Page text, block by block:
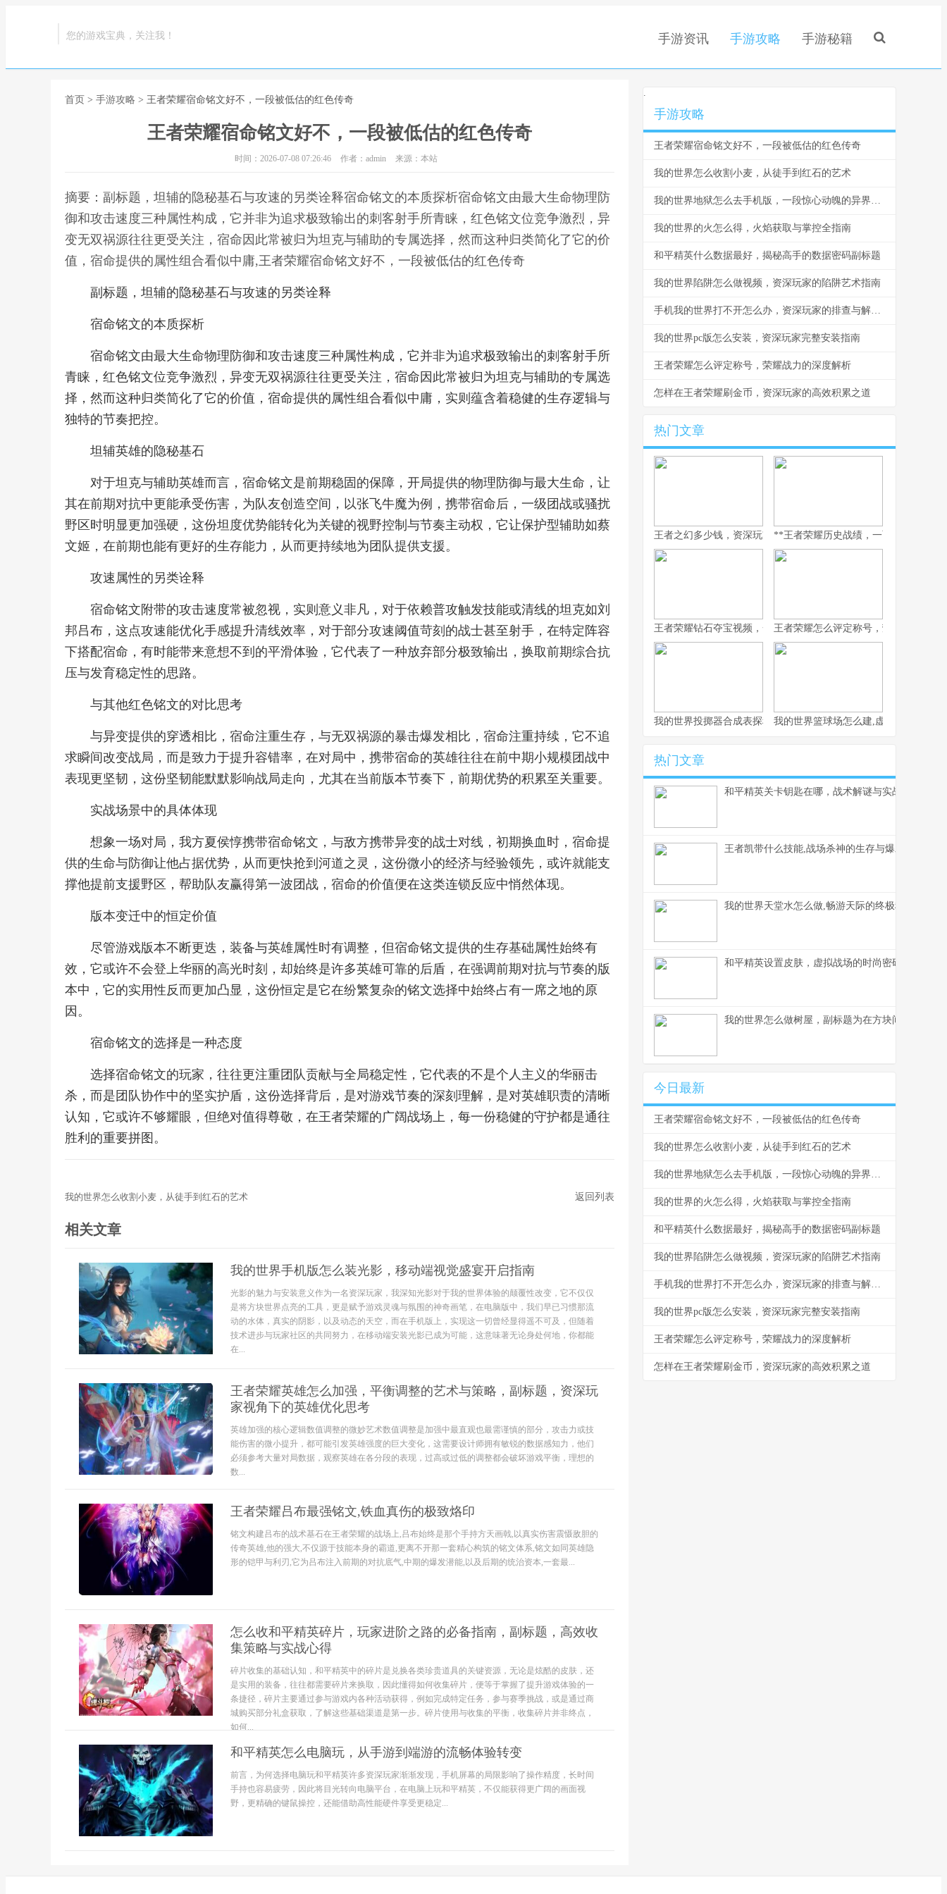
您的游戏宝典，关注我！ 手游资讯 手游攻略 手游秘籍
首页 > 手游攻略 > 王者荣耀宿命铭文好不，一段被低估的红色传奇
王者荣耀宿命铭文好不，一段被低估的红色传奇
时间：2026-07-08 07:26:46 作者：admin 来源：本站
摘要：副标题，坦辅的隐秘基石与攻速的另类诠释宿命铭文的本质探析宿命铭文由最大生命物理防
御和攻击速度三种属性构成，它并非为追求极致输出的刺客射手所青睐，红色铭文位竞争激烈，异
变无双祸源往往更受关注，宿命因此常被归为坦克与辅助的专属选择，然而这种归类简化了它的价
值，宿命提供的属性组合看似中庸,王者荣耀宿命铭文好不，一段被低估的红色传奇
副标题，坦辅的隐秘基石与攻速的另类诠释
宿命铭文的本质探析
宿命铭文由最大生命物理防御和攻击速度三种属性构成，它并非为追求极致输出的刺客射手所
青睐，红色铭文位竞争激烈，异变无双祸源往往更受关注，宿命因此常被归为坦克与辅助的专属选
择，然而这种归类简化了它的价值，宿命提供的属性组合看似中庸，实则蕴含着稳健的生存逻辑与
独特的节奏把控。
坦辅英雄的隐秘基石
对于坦克与辅助英雄而言，宿命铭文是前期稳固的保障，开局提供的物理防御与最大生命，让
其在前期对抗中更能承受伤害，为队友创造空间，以张飞牛魔为例，携带宿命后，一级团战或骚扰
野区时明显更加强硬，这份坦度优势能转化为关键的视野控制与节奏主动权，它让保护型辅助如蔡
文姬，在前期也能有更好的生存能力，从而更持续地为团队提供支援。
攻速属性的另类诠释
宿命铭文附带的攻击速度常被忽视，实则意义非凡，对于依赖普攻触发技能或清线的坦克如刘
邦吕布，这点攻速能优化手感提升清线效率，对于部分攻速阈值苛刻的战士甚至射手，在特定阵容
下搭配宿命，有时能带来意想不到的平滑体验，它代表了一种放弃部分极致输出，换取前期综合抗
压与发育稳定性的思路。
与其他红色铭文的对比思考
与异变提供的穿透相比，宿命注重生存，与无双祸源的暴击爆发相比，宿命注重持续，它不追
求瞬间改变战局，而是致力于提升容错率，在对局中，携带宿命的英雄往往在前中期小规模团战中
表现更坚韧，这份坚韧能默默影响战局走向，尤其在当前版本节奏下，前期优势的积累至关重要。
实战场景中的具体体现
想象一场对局，我方夏侯惇携带宿命铭文，与敌方携带异变的战士对线，初期换血时，宿命提
供的生命与防御让他占据优势，从而更快抢到河道之灵，这份微小的经济与经验领先，或许就能支
撑他提前支援野区，帮助队友赢得第一波团战，宿命的价值便在这类连锁反应中悄然体现。
版本变迁中的恒定价值
尽管游戏版本不断更迭，装备与英雄属性时有调整，但宿命铭文提供的生存基础属性始终有
效，它或许不会登上华丽的高光时刻，却始终是许多英雄可靠的后盾，在强调前期对抗与节奏的版
本中，它的实用性反而更加凸显，这份恒定是它在纷繁复杂的铭文选择中始终占有一席之地的原
因。
宿命铭文的选择是一种态度
选择宿命铭文的玩家，往往更注重团队贡献与全局稳定性，它代表的不是个人主义的华丽击
杀，而是团队协作中的坚实护盾，这份选择背后，是对游戏节奏的深刻理解，是对英雄职责的清晰
认知，它或许不够耀眼，但绝对值得尊敬，在王者荣耀的广阔战场上，每一份稳健的守护都是通往
胜利的重要拼图。
我的世界怎么收割小麦，从徒手到红石的艺术 返回列表
相关文章
我的世界手机版怎么装光影，移动端视觉盛宴开启指南
光影的魅力与安装意义作为一名资深玩家，我深知光影对于我的世界体验的颠覆性改变，它不仅仅
是将方块世界点亮的工具，更是赋予游戏灵魂与氛围的神奇画笔，在电脑版中，我们早已习惯那流
动的水体，真实的阴影，以及动态的天空，而在手机版上，实现这一切曾经显得遥不可及，但随着
技术进步与玩家社区的共同努力，在移动端安装光影已成为可能，这意味著无论身处何地，你都能
在...
王者荣耀英雄怎么加强，平衡调整的艺术与策略，副标题，资深玩
家视角下的英雄优化思考
英雄加强的核心逻辑数值调整的微妙艺术数值调整是加强中最直观也最需谨慎的部分，攻击力或技
能伤害的微小提升，都可能引发英雄强度的巨大变化，这需要设计师拥有敏锐的数据感知力，他们
必须参考大量对局数据，观察英雄在各分段的表现，过高或过低的调整都会破坏游戏平衡，理想的
数...
王者荣耀吕布最强铭文,铁血真伤的极致烙印
铭文构建吕布的战术基石在王者荣耀的战场上,吕布始终是那个手持方天画戟,以真实伤害震慑敌胆的
传奇英雄,他的强大,不仅源于技能本身的霸道,更离不开那一套精心构筑的铭文体系,铭文如同英雄隐
形的铠甲与利刃,它为吕布注入前期的对抗底气,中期的爆发潜能,以及后期的统治资本,一套最...
怎么收和平精英碎片，玩家进阶之路的必备指南，副标题，高效收
集策略与实战心得
碎片收集的基础认知，和平精英中的碎片是兑换各类珍贵道具的关键资源，无论是炫酷的皮肤，还
是实用的装备，往往都需要碎片来换取，因此懂得如何收集碎片，便等于掌握了提升游戏体验的一
条捷径，碎片主要通过参与游戏内各种活动获得，例如完成特定任务，参与赛季挑战，或是通过商
城购买部分礼盒获取，了解这些基础渠道是第一步。碎片使用与收集的平衡，收集碎片并非终点，
如何...
和平精英怎么电脑玩，从手游到端游的流畅体验转变
前言，为何选择电脑玩和平精英许多资深玩家渐渐发现，手机屏幕的局限影响了操作精度，长时间
手持也容易疲劳，因此将目光转向电脑平台，在电脑上玩和平精英，不仅能获得更广阔的画面视
野，更精确的键鼠操控，还能借助高性能硬件享受更稳定...
.
手游攻略
王者荣耀宿命铭文好不，一段被低估的红色传奇
我的世界怎么收割小麦，从徒手到红石的艺术
我的世界地狱怎么去手机版，一段惊心动魄的异界旅程
我的世界的火怎么得，火焰获取与掌控全指南
和平精英什么数据最好，揭秘高手的数据密码副标题
我的世界陷阱怎么做视频，资深玩家的陷阱艺术指南
手机我的世界打不开怎么办，资深玩家的排查与解决指南
我的世界pc版怎么安装，资深玩家完整安装指南
王者荣耀怎么评定称号，荣耀战力的深度解析
怎样在王者荣耀刷金币，资深玩家的高效积累之道
热门文章
王者之幻多少钱，资深玩家眼中的价格真相**王者荣耀历史战绩，一面映照竞技
王者荣耀钻石夺宝视频，一场关于运气的豪赌与策略的博弈
王者荣耀怎么评定称号，荣耀战力的深
我的世界投掷器合成表探秘，方块背后的智慧与趣味
我的世界篮球场怎么建,虚拟体育空间的
热门文章
和平精英关卡钥匙在哪，战术解谜与实战寻踪
王者凯带什么技能,战场杀神的生存与爆发抉择
我的世界天堂水怎么做,畅游天际的终极秘方
和平精英设置皮肤，虚拟战场的时尚密码与战术美
我的世界怎么做树屋，副标题为在方块间构筑天空
今日最新
王者荣耀宿命铭文好不，一段被低估的红色传奇
我的世界怎么收割小麦，从徒手到红石的艺术
我的世界地狱怎么去手机版，一段惊心动魄的异界旅程
我的世界的火怎么得，火焰获取与掌控全指南
和平精英什么数据最好，揭秘高手的数据密码副标题
我的世界陷阱怎么做视频，资深玩家的陷阱艺术指南
手机我的世界打不开怎么办，资深玩家的排查与解决指南
我的世界pc版怎么安装，资深玩家完整安装指南
王者荣耀怎么评定称号，荣耀战力的深度解析
怎样在王者荣耀刷金币，资深玩家的高效积累之道